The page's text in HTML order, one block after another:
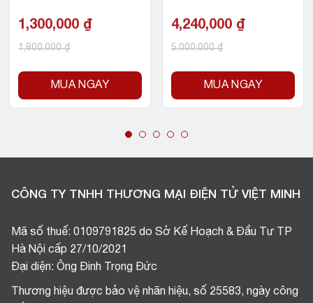
1,300,000 ₫
1,800,000₫
MUA NGAY
ket Intel LGA 1200
4,240,000 ₫
5,000,000₫
MUA NGAY
CÔNG TY TNHH THƯƠNG MẠI ĐIỆN TỬ VIỆT MINH
Mã số thuế: 0109791825 do Sở Kế Hoạch & Đầu Tư TP
Hà Nội cấp 27/10/2021
Đại diện: Ông Đinh Trọng Đức
Thương hiệu được bảo vệ nhãn hiệu, số 25583, ngày công